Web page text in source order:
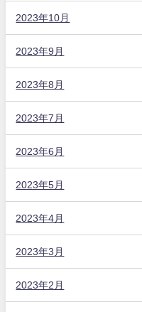
2023年10月
2023年9月
2023年8月
2023年7月
2023年6月
2023年5月
2023年4月
2023年3月
2023年2月